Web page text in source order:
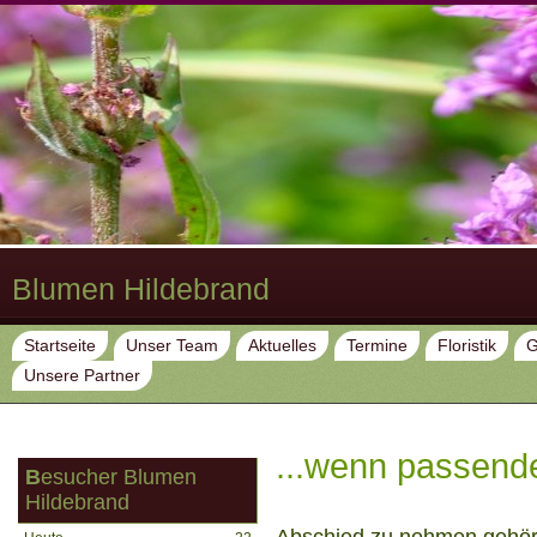
Blumen Hildebrand
Startseite Unser Team Aktuelles Termine Floristik
Unsere Partner
Besucher Blumen
Hildebrand
...wenn